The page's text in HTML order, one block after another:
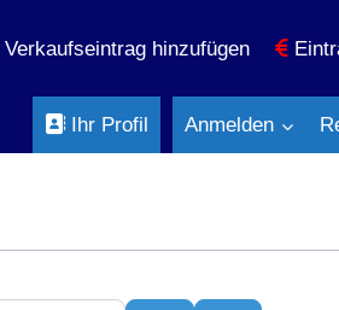
Verkaufseintrag hinzufügen
Ihr Profil Anmelden